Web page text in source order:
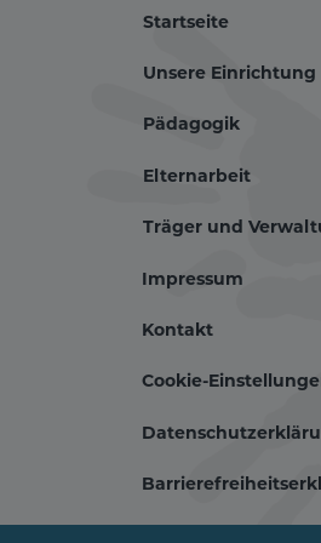
Startseite
Unsere Einrichtung
Pädagogik
Elternarbeit
Träger und
Impressum
Kontakt
Cookie-